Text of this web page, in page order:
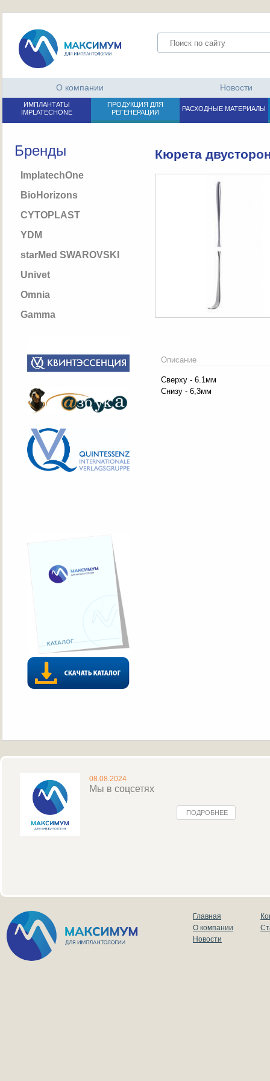
О компании Новости
ИМПЛАНТАТЫ
IMPLATECHONE
ПРОДУКЦИЯ ДЛЯ
РЕГЕНЕРАЦИИ
РАСХОДНЫЕ МАТЕРИАЛЫ
Бренды
ImplatechOne
BioHorizons
CYTOPLAST
YDM
starMed SWAROVSKI
Univet
Omnia
Gamma
Кюрета
Описание
Сверху - 6.1мм
Снизу - 6,3мм
08.08.2024
Мы в соцсетях
ПОДРОБНЕЕ
Главная
О компании
Новости